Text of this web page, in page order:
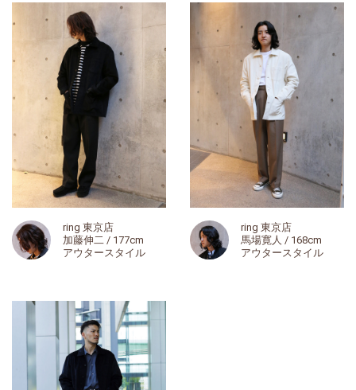
ring 東京店
加藤伸二 / 177cm
アウタースタイル
ring 東京店
馬場寛人 / 168cm
アウタースタイル